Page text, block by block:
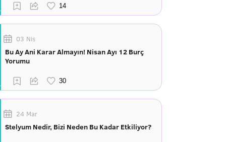
03 Nis
Bu Ay Ani Karar Almayın! Nisan Ayı 12 Burç
Yorumu
24 Mar
Stelyum Nedir, Bizi Neden Bu Kadar Etkiliyor?